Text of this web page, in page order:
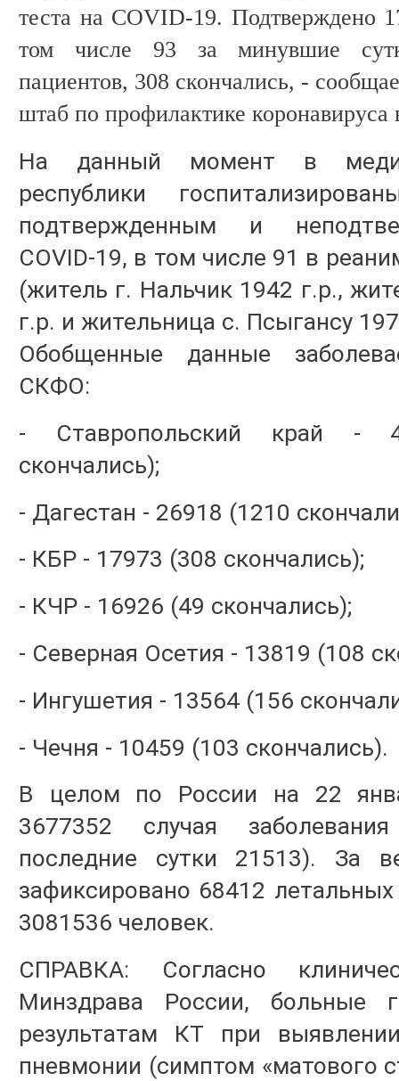
теста на COVID-19. Подтверждено
том числе 93 за минувшие
пациентов, 308 скончались, -
штаб по профилактике коронавируса
На данный момент в
республики
подтвержденным и
COVID-19, в том числе 91 в
(житель г. Нальчик 1942 г.р.,
г.р. и жительница с. Псыгансу
Обобщенные данные
СКФО:
- Ставропольский край -
скончались);
- Дагестан - 26918 (1210
- КБР - 17973 (308 скончались);
- КЧР - 16926 (49 скончались);
- Северная Осетия - 13819 (108
- Ингушетия - 13564 (156
- Чечня - 10459 (103 скончались).
В целом по России на 22
3677352 случая
последние сутки 21513). За
зафиксировано 68412
3081536 человек.
СПРАВКА: Согласно
Минздрава России, больные
результатам КТ при
пневмонии (симптом «матового